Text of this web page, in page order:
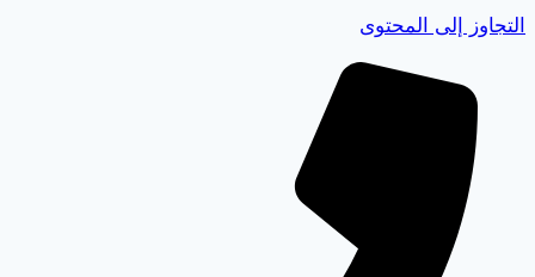
التجاوز إلى المحتوى